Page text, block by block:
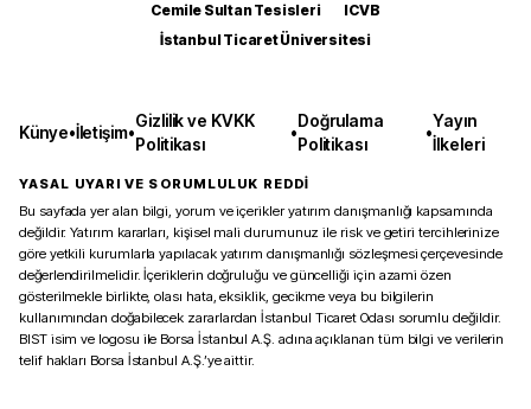
Cemile Sultan Tesisleri
ICVB
İstanbul Ticaret Üniversitesi
Künye•İletişim•
Gizlilik ve KVKK
Politikası
•
Doğrulama
Politikası
•
Yayın
İlkeleri
YASAL UYARI VE SORUMLULUK REDDİ
Bu sayfada yer alan bilgi, yorum ve içerikler yatırım danışmanlığı kapsamında
değildir. Yatırım kararları, kişisel mali durumunuz ile risk ve getiri tercihlerinize
göre yetkili kurumlarla yapılacak yatırım danışmanlığı sözleşmesi çerçevesinde
değerlendirilmelidir. İçeriklerin doğruluğu ve güncelliği için azami özen
gösterilmekle birlikte, olası hata, eksiklik, gecikme veya bu bilgilerin
kullanımından doğabilecek zararlardan İstanbul Ticaret Odası sorumlu değildir.
BIST isim ve logosu ile Borsa İstanbul A.Ş. adına açıklanan tüm bilgi ve verilerin
telif hakları Borsa İstanbul A.Ş.’ye aittir.